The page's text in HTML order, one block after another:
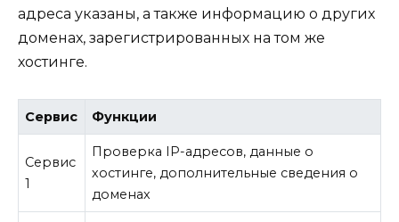
адреса указаны, а также информацию о других
доменах, зарегистрированных на том же
хостинге.
Сервис Функции
Сервис
1
Проверка IP-адресов, данные о
хостинге, дополнительные сведения о
доменах